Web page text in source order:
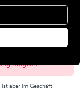
vorhanden.
möglich
aber im Geschäft